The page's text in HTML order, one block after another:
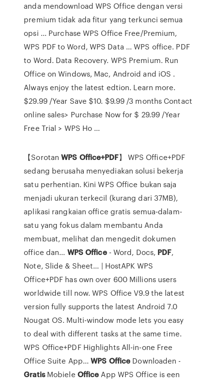
anda mendownload WPS Office dengan versi
premium tidak ada fitur yang terkunci semua
opsi ... Purchase WPS Office Free/Premium,
WPS PDF to Word, WPS Data ... WPS office. PDF
to Word. Data Recovery. WPS Premium. Run
Office on Windows, Mac, Android and iOS .
Always enjoy the latest edtion. Learn more.
$29.99 /Year Save $10. $9.99 /3 months Contact
online sales> Purchase Now for $ 29.99 /Year
Free Trial > WPS Ho ...
【SorotanWPS Office+PDF】 WPS Office+PDF
sedang berusaha menyediakan solusi bekerja
satu perhentian. Kini WPS Office bukan saja
menjadi ukuran terkecil (kurang dari 37MB),
aplikasi rangkaian office gratis semua-dalam-
satu yang fokus dalam membantu Anda
membuat, melihat dan mengedit dokumen
office dan... WPSOffice- Word, Docs, PDF,
Note, Slide & Sheet... | HostAPK WPS
Office+PDF has own over 600 Millions users
worldwide till now. WPS Office V9.9 the latest
version fully supports the latest Android 7.0
Nougat OS. Multi-window mode lets you easy
to deal with different tasks at the same time.
WPS Office+PDF Highlights All-in-one Free
Office Suite App...WPS Office Downloaden -
GratisMobiele OfficeApp WPS Office is een